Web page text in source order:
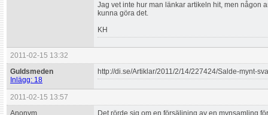
Jag vet inte hur man länkar artikeln hit, men någon
kunna göra det.
KH
2011-02-15 13:32
Guldsmeden
Inlägg: 18
http://di.se/Artiklar/2011/2/14/227424/Salde-mynt-
2011-02-15 13:57
Anonym
Det rörde sig om en försäljning av en mynsamling